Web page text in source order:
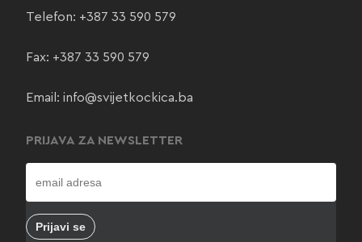
Telefon: +387 33 590 579
Fax: +387 33 590 579
Email: info@svijetkockica.ba
PRIJAVA ZA NEWSLETTER